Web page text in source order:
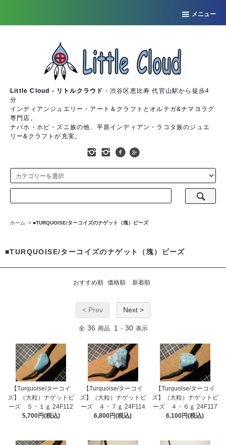
メニュー
Little Cloud - リトルクラウド - 渋谷区恵比寿 代官山駅から徒歩4
分
インディアンジュエリー・アート＆クラフトとオルテガ&チマヨラグ
専門店。
ナバホ・ホピ・ズニ族の他、平原インディアン・ラコタ族のジュエ
リー&クラフトが充実。
ホーム > ■TURQUOISE/ターコイズのナゲット（塊）ビーズ
■TURQUOISE/ターコイズのナゲット（塊）ビーズ
おすすめ順 価格順 新着順
< Prev Next >
全 36 商品 1 - 30 表示
【Turquoise/ターコイ
ズ】（大粒）ナゲットビ
ーズ ５・１ｇ 24F112
5,700円(税込)
【Turquoise/ターコイ
ズ】（大粒）ナゲットビ
ーズ ４・７ｇ 24F114
6,800円(税込)
【Turquoise/ターコイ
ズ】（大粒）ナゲットビ
ーズ ４・６ｇ 24F117
6,100円(税込)